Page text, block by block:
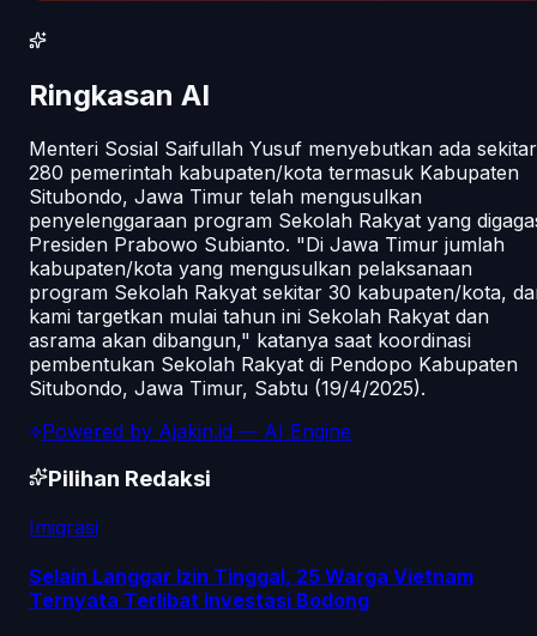
Ringkasan AI
Menteri Sosial Saifullah Yusuf menyebutkan ada sekitar
280 pemerintah kabupaten/kota termasuk Kabupaten
Situbondo, Jawa Timur telah mengusulkan
penyelenggaraan program Sekolah Rakyat yang
Presiden Prabowo Subianto. "Di Jawa Timur jumlah
kabupaten/kota yang mengusulkan pelaksanaan
program Sekolah Rakyat sekitar 30 kabupaten/kota,
kami targetkan mulai tahun ini Sekolah Rakyat dan
asrama akan dibangun," katanya saat koordinasi
pembentukan Sekolah Rakyat di Pendopo Kabupaten
Situbondo, Jawa Timur, Sabtu (19/4/2025).
Powered by Ajakin.id — AI Engine
Pilihan Redaksi
Imigrasi
Selain Langgar Izin Tinggal, 25 Warga Vietnam
Ternyata Terlibat Investasi Bodong